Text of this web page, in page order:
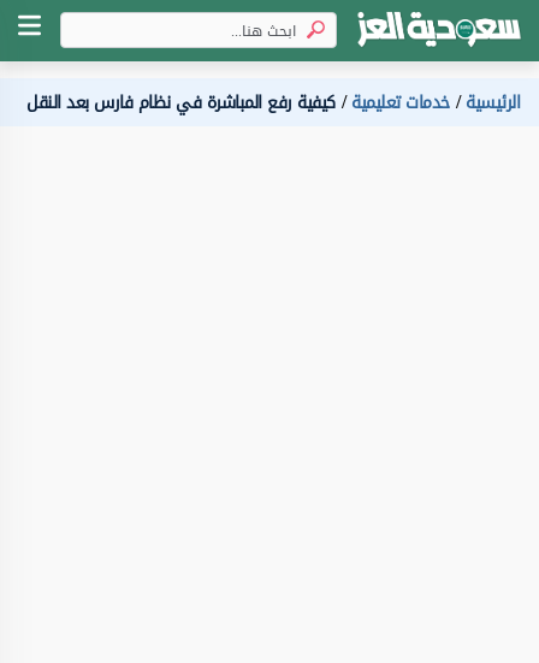
الرئيسية خدمات تعليمية كيفية رفع المباشرة في نظام فارس بعد النقل